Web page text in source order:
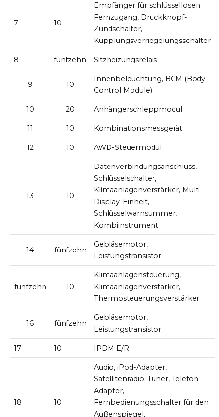
7 10
Empfänger für schlüssellosen
Fernzugang, Druckknopf-
Zündschalter,
Kupplungsverriegelungsschalter
8 fünfzehn Sitzheizungsrelais
9 10
Innenbeleuchtung, BCM (Body
Control Module)
10 20 Anhängerschleppmodul
11 10 Kombinationsmessgerät
12 10 AWD-Steuermodul
13 10
Datenverbindungsanschluss,
Schlüsselschalter,
Klimaanlagenverstärker, Multi-
Display-Einheit,
Schlüsselwarnsummer,
Kombiinstrument
14 fünfzehn
Gebläsemotor,
Leistungstransistor
fünfzehn 10
Klimaanlagensteuerung,
Klimaanlagenverstärker,
Thermosteuerungsverstärker
16 fünfzehn
Gebläsemotor,
Leistungstransistor
17 10 IPDM E/R
18 10
Audio, iPod-Adapter,
Satellitenradio-Tuner, Telefon-
Adapter,
Fernbedienungsschalter für den
Außenspiegel,